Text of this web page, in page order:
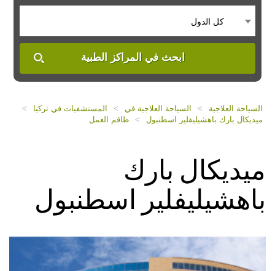
كل الدول
ابحث في المراكز الطبية
السياحة العلاجية > السياحة العلاجية في > المستشفيات في تركيا
>
ميديكال بارك باهشيليفلير اسطنبول
> طاقم العمل
ميديكال بارك
باهشيليفلير اسطنبول